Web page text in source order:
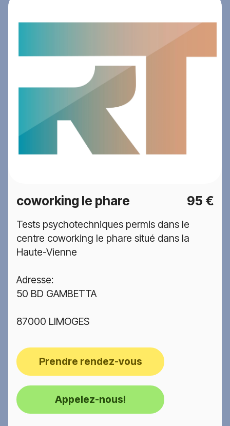
coworking le phare 95 €
Tests psychotechniques permis dans le
centre coworking le phare situé dans la
Haute-Vienne
Adresse:
50 BD GAMBETTA
87000 LIMOGES
Prendre rendez-vous
Appelez-nous!